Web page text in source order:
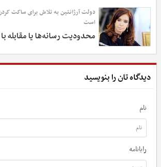
دولت آرژانتین به تلاش برای ساکت‌
است
محدودیت رسانه‌ها یا مقابله
دیدگاه تان را بنویسید
نام
رایانامه